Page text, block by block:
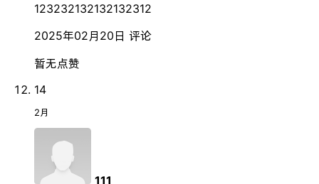
123232132132132312
2025年02月20日 评论
暂无点赞
14
2月
111